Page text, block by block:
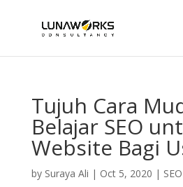
Tujuh Cara
Belajar SEO
Website Bagi
by Suraya Ali | Oct 5, 2020 | SEO